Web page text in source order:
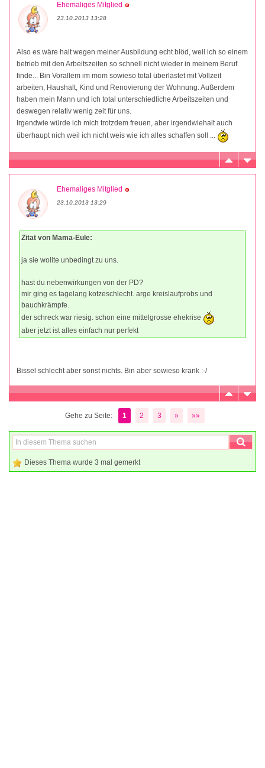
Ehemaliges Mitglied
23.10.2013 13:28
Also es wäre halt wegen meiner Ausbildung echt blöd, weil ich so einem
betrieb mit den Arbeitszeiten so schnell nicht wieder in meinem Beruf
finde... Bin Vorallem im mom sowieso total überlastet mit Vollzeit
arbeiten, Haushalt, Kind und Renovierung der Wohnung. Außerdem
haben mein Mann und ich total unterschiedliche Arbeitszeiten und
deswegen relativ wenig zeit für uns.
Irgendwie würde ich mich trotzdem freuen, aber irgendwiehalt auch
überhaupt nich weil ich nicht weis wie ich alles schaffen soll ...
Ehemaliges Mitglied
23.10.2013 13:29
Zitat von Mama-Eule:
ja sie wollte unbedingt zu uns.
hast du nebenwirkungen von der PD?
mir ging es tagelang kotzeschlecht. arge kreislaufprobs und
bauchkrämpfe.
der schreck war riesig. schon eine mittelgrosse ehekrise
aber jetzt ist alles einfach nur perfekt
Bissel schlecht aber sonst nichts. Bin aber sowieso krank :-/
Gehe zu Seite: 1 2 3 » »»
Dieses Thema wurde 3 mal gemerkt